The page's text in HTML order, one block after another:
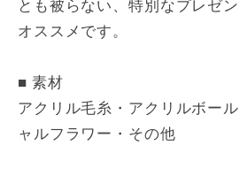
とも被らない、特別なプレゼ
オススメです。
■ 素材
アクリル毛糸・アクリルボー
ャルフラワー・その他